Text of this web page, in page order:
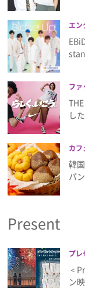
エン
ファ
し
カフ
韓
パ
Present
プレ
＜
ン